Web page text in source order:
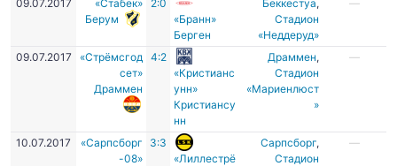
09.07.2017
«Стабек»
Берум
2:0
«Бранн»
Берген
Беккестуа,
Стадион
«Неддеруд»
—
09.07.2017
«Стрёмсгод
сет»
Драммен
4:2
«Кристианс
унн»
Кристиансу
нн
Драммен,
Стадион
«Мариенлюст
»
—
10.07.2017
«Сарпсборг
-08»
3:3
«Лиллестрё
Сарпсборг,
Стадион
—